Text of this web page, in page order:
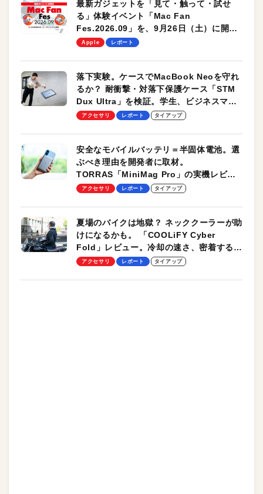
最新ガジェットを「見て・触って・試せ
る」体験イベント「Mac Fan
Fes.2026.09」を、9月26日（土）に開催
します！
Apple レポート
落下実験。ケースでMacBook Neoを守れ
るか？ 耐衝撃・対落下保護ケース「STM
Dux Ultra」を検証。学生、ビジネスマン
のモバイルユースに最適！
アクセサリ レポート タイアップ
安全なモバイルバッテリ＝半固体電池。選
ぶべき理由を開発者に取材。
TORRAS「MiniMag Pro」の実機レビュ
ーも
アクセサリ レポート タイアップ
夏場のバイクは地獄？ ネッククーラーが助
けになるかも。 「COOLiFY Cyber
Fold」レビュー。冷却の速さ、密着する冷
却プレート、シンプルな操作性がグッド！
アクセサリ レポート タイアップ